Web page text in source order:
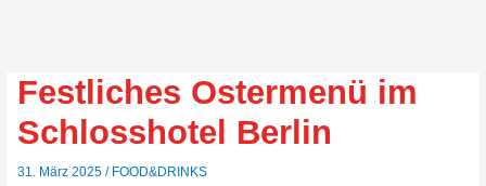
Festliches Ostermenü im
Schlosshotel Berlin
31. März 2025/ FOOD&DRINKS